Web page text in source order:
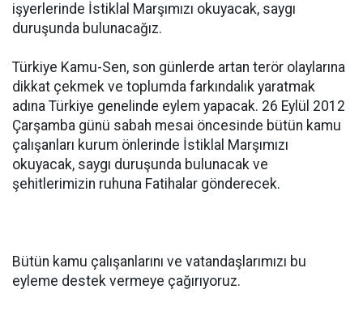
işyerlerinde İstiklal Marşımızı okuyacak, saygı
duruşunda bulunacağız.
Türkiye Kamu-Sen, son günlerde artan terör olaylarına
dikkat çekmek ve toplumda farkındalık yaratmak
adına Türkiye genelinde eylem yapacak. 26 Eylül 2012
Çarşamba günü sabah mesai öncesinde bütün kamu
çalışanları kurum önlerinde İstiklal Marşımızı
okuyacak, saygı duruşunda bulunacak ve
şehitlerimizin ruhuna Fatihalar gönderecek.
Bütün kamu çalışanlarını ve vatandaşlarımızı bu
eyleme destek vermeye çağırıyoruz.